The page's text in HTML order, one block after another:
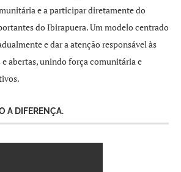
e a participar diretamente do
do Ibirapuera. Um modelo centrado
e dar a atenção responsável às
e abertas, unindo força comunitária e
A DIFERENÇA.